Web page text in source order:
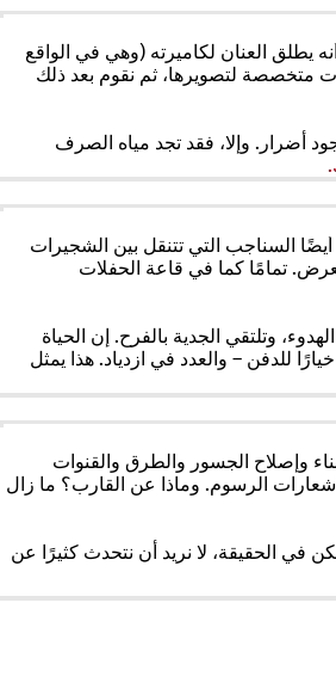
يطلق العنان لكاميرته (وهي في الواقع
متخصصة لتصويرها، ثم نقوم بعد ذلك
أضرار. وإلا، فقد تجد مياه الصرف
في
علامة
تبويب
جديدة)
أيضًا السناجب التي تتنقل بين الشجيرات
تمامًا كما في قاعة الحفلات
وتلتقي الجدية بالفرح. إن الحياة
للدفن – والعدد في ازدياد. هذا يمثل
وإصلاح الجسور والطرق والقنوات
إشعارات الرسوم. وماذا عن القارب؟ ما زال
في الحقيقة، لا نريد أن نتحدث كثيرًا عن